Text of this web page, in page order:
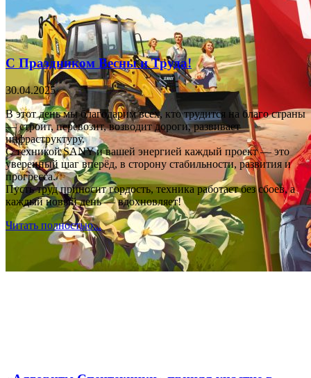
С Праздником Весны и Труда!
30.04.2025
В этот день мы благодарим всех, кто трудится на благо страны
— строит, перевозит, возводит дороги, развивает
инфраструктуру.
С техникой SANY и вашей энергией каждый проект — это
уверенный шаг вперёд, в сторону стабильности, развития и
прогресса.
Пусть труд приносит гордость, техника работает без сбоев, а
каждый новый день — вдохновляет!
Читать полностью...